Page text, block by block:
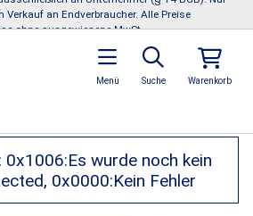
0x1006:Es wurde noch kein
0x0000:Kein Fehler
Warenkorb
Suche
Menü
Verkauf an Endverbraucher. Alle Preise
ohne ausgewiesene MwSt.